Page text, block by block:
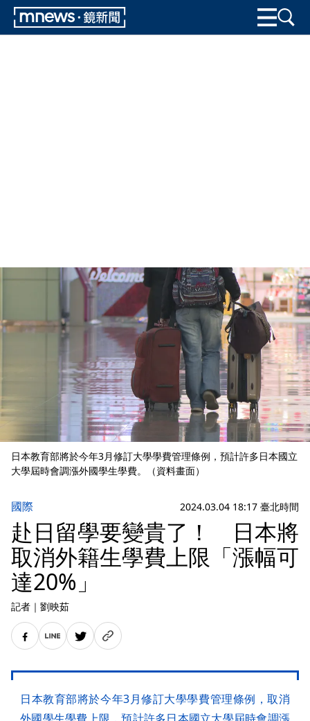
日本教育部將於今年3月修訂大學學費管理條例，預計許多日本國立
大學屆時會調漲外國學生學費。（資料畫面）
國際 2024.03.04 18:17 臺北時間
赴日留學要變貴了！ 日本將
取消外籍生學費上限「漲幅可
達20%」
記者 ｜ 劉映茹
日本教育部將於今年3月修訂大學學費管理條例，取消